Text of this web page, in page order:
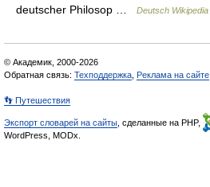
deutscher Philosop …
Deutsch Wikipedia
© Академик, 2000-2026
Обратная связь: Техподдержка Реклама на сайте
👣 Путешествия
Экспорт словарей на сайты , сделанные на PHP,
WordPress, MODx.